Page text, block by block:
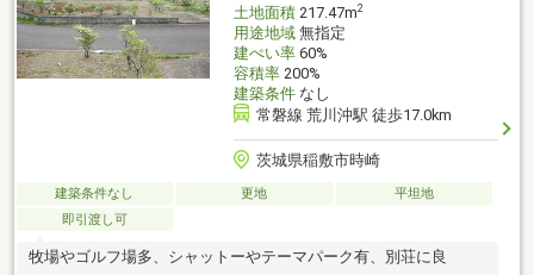
土地面積217.47m2
用途地域無指定
建ぺい率60%
容積率200%
建築条件なし
常磐線 荒川沖駅 徒歩17.0km
茨城県稲敷市時崎
建築条件なし 更地
平坦地
即引渡し可
牧場やゴルフ場多、シャットーやテーマパーク有、別荘に良